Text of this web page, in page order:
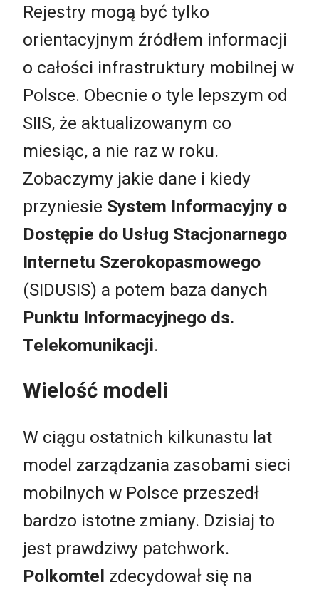
Rejestry mogą być tylko
orientacyjnym źródłem informacji
o całości infrastruktury mobilnej w
Polsce. Obecnie o tyle lepszym od
SIIS, że aktualizowanym co
miesiąc, a nie raz w roku.
Zobaczymy jakie dane i kiedy
przyniesie System Informacyjny o
Dostępie do Usług Stacjonarnego
Internetu Szerokopasmowego
(SIDUSIS) a potem baza danych
Punktu Informacyjnego ds.
Telekomunikacji.
Wielość modeli
W ciągu ostatnich kilkunastu lat
model zarządzania zasobami sieci
mobilnych w Polsce przeszedł
bardzo istotne zmiany. Dzisiaj to
jest prawdziwy patchwork.
Polkomtel zdecydował się na